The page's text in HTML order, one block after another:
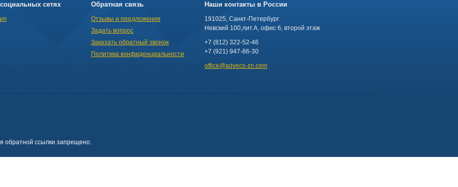
сетях Обратная связь
Отзывы и предложения
Задать вопрос
Заказать обратный звонок
Политика конфиденциальности
Наши контакты в России
191025, Санкт-Петербург
Невский 100,лит.А, офис 6, второй этаж
+7 (812) 322-52-46
+7 (921) 947-86-30
office@advecs-zn.com
обратной ссылки запрещено.